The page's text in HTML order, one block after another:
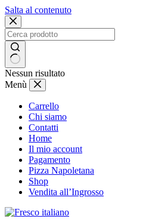
Salta al contenuto
Nessun risultato
Menù
Carrello
Chi siamo
Contatti
Home
Il mio account
Pagamento
Pizza Napoletana
Shop
Vendita all’Ingrosso